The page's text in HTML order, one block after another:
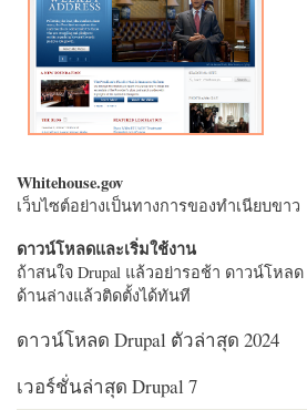
Whitehouse.gov
เว็บไซต์อย่างเป็นทางการของทำเนียบขาว
ดาวน์โหลดและเริ่มใช้งาน
ถ้าสนใจ Drupal แล้วอย่ารอช้า ดาวน์โหล
ด้านล่างแล้วติดตั้งได้ทันที
ดาวน์โหลด Drupal ตัวล่าสุด 2024
เวอร์ชั่นล่าสุด Drupal 7